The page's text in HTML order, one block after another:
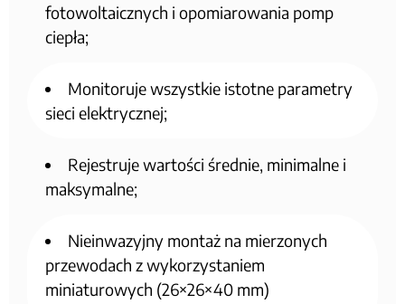
fotowoltaicznych i opomiarowania pomp
ciepła;
Monitoruje wszystkie istotne parametry
sieci elektrycznej;
Rejestruje wartości średnie, minimalne i
maksymalne;
Nieinwazyjny montaż na mierzonych
przewodach z wykorzystaniem
miniaturowych (26×26×40 mm)